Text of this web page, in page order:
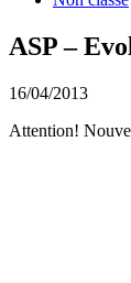
ASP –
16/04/2013
Attention!